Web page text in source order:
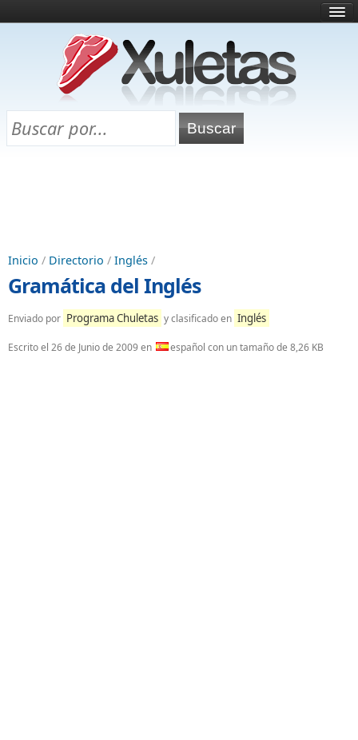
¿Qué es esto?
Directorio
Chuletas para exámenes
Inicio / Directorio / Inglés /
Gramática del Inglés
Enviado por Programa Chuletas y clasificado en Inglés
Escrito el 26 de Junio de 2009en español con un tamaño de 8,26 KB